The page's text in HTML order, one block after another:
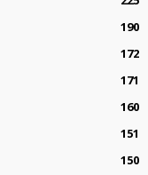
190
172
171
160
151
150